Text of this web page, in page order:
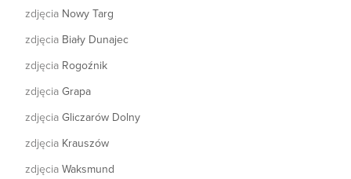
zdjęcia Nowy Targ
zdjęcia Biały Dunajec
zdjęcia Rogoźnik
zdjęcia Grapa
zdjęcia Gliczarów Dolny
zdjęcia Krauszów
zdjęcia Waksmund